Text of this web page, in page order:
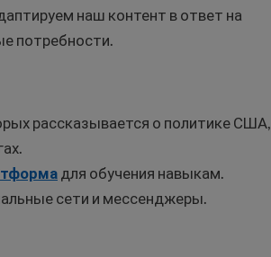
наш контент в ответ на
потребности.
рассказывается о политике США,
для обучения навыкам.
сети и мессенджеры.